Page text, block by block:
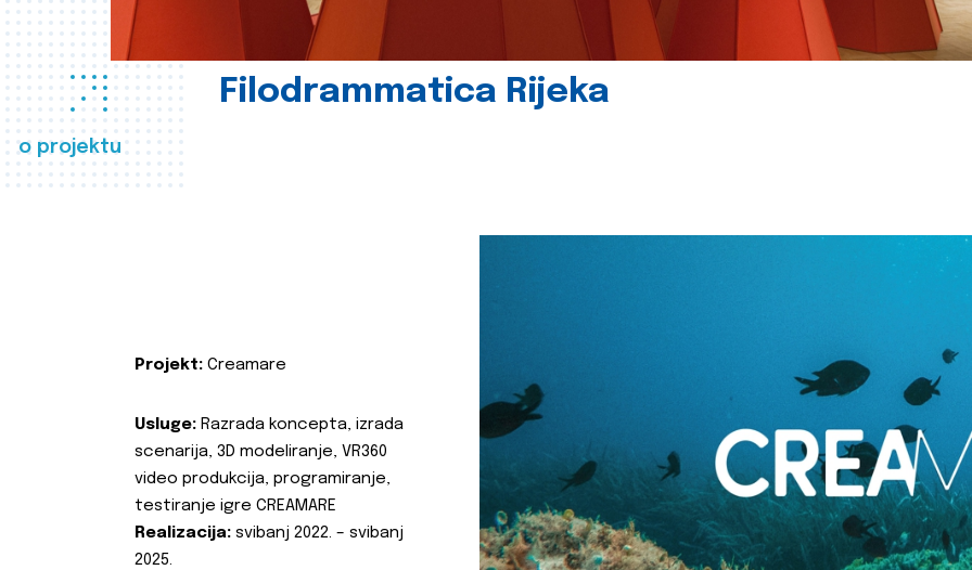
o projektu
Filodrammatica Rijeka
Projekt: Creamare
Usluge: Razrada koncepta, izrada
scenarija, 3D modeliranje, VR360
video produkcija, programiranje,
testiranje igre CREAMARE
Realizacija: svibanj 2022. – svibanj
2025.